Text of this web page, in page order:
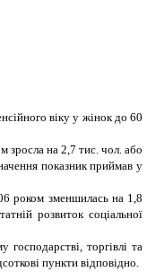
віку у жінок до 60
зросла на 2,7 тис. чол. або
показник приймав у
роком зменшилась на 1,8
розвиток соціальної
торгівлі та
пункти відповідно.